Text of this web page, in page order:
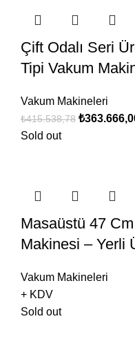
Çift Odalı Seri
Tipi Vakum
Vakum Makineleri
₺415.538,78 ₺
Sold out
Masaüstü 47
Makinesi – Yerli
Vakum Makineleri
+ KDV
Sold out